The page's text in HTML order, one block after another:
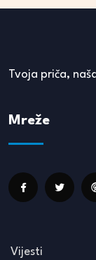
Tvoja priča,
Mreže
Vijesti